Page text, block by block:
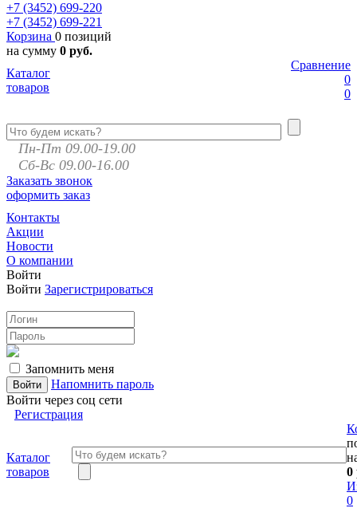
+7 (3452) 699-220
+7 (3452) 699-221
Корзина 0 позиций
на сумму 0 руб.
Сравнение
0
0
Каталог
товаров
Пн-Пт 09.00-19.00
Сб-Вс 09.00-16.00
Заказать звонок
оформить заказ
Контакты
Акции
Новости
О компании
Войти
Войти Зарегистрироваться
Запомнить меня
Напомнить пароль
Войти через соц сети
Регистрация
Каталог
товаров
0
0